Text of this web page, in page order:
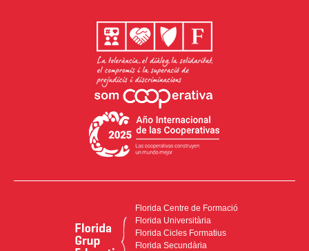
Florida Centre de Formació
Florida Universitària
Florida Cicles Formatius
Florida Secundària